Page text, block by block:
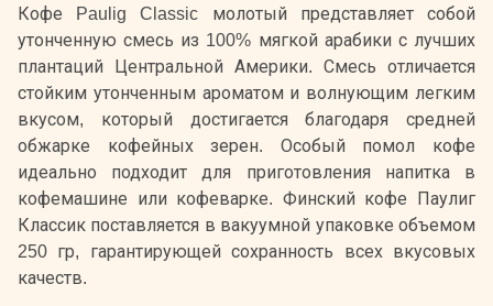
Кофе Paulig Classic молотый представляет собой
утонченную смесь из 100% мягкой арабики с лучших
плантаций Центральной Америки. Смесь отличается
стойким утонченным ароматом и волнующим легким
вкусом, который достигается благодаря средней
обжарке кофейных зерен. Особый помол кофе
идеально подходит для приготовления напитка в
кофемашине или кофеварке. Финский кофе Паулиг
Классик поставляется в вакуумной упаковке объемом
250 гр, гарантирующей сохранность всех вкусовых
качеств.